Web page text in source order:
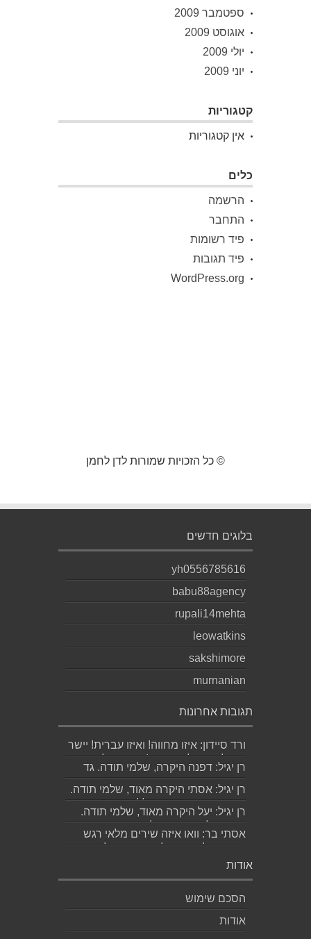
ספטמבר 2009
אוגוסט 2009
יולי 2009
יוני 2009
קטגוריות
אין קטגוריות
כלים
הרשמה
התחבר
פיד רשומות
פיד תגובות
WordPress.org
© כל הזכויות שמורות לדן לחמן
בלוגים חדשים
yh0556785616
babu88agency
rupali14mehta
leowatkins
sakshimore
murnanian
תגובות אחרונות
ורד סיידון: איזו מחווה! ואיזו עברית! יישר
כוח לכותב ולאהובתו :) שבת שלום...
רן יגיל: דפנה היקרה, שלמי תודה. גד
הוא אכן משורר איכותי ביותר. אמסור...
רן יגיל: אסתי היקרה מאוד, שלמי תודה.
ניכר כי השירים דיברו לליבך. אמסו...
רן יגיל: יעל היקרה מאוד, שלמי תודה.
אמסור לגד. שבת שלום. רן...
אסתי בר: וואו איזה שירים מלאי רגש
ותשוקה לאהובה ולאהבה הגדולה
ה,בלתי...
אודות
הסכם שימוש
אודות